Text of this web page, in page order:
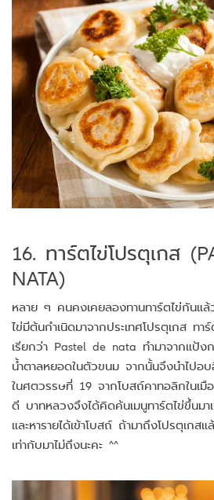
16. ทาร์ตไข่โปรตุเกส
NATA)
หลาย ๆ คนคงเคยลองทานทาร์ตไข่กันแ
ไข่มีต้นกำเนิดมาจากประเทศโปรตุเกส ทา
เรียกว่า Pastel de nata ทำมาจากแป้ง
น้ำตาลหยอดในตัวขนม จากนั้นจึงนำไปอ
ในศตวรรษที่ 19 จากโบสถ์คาทอลิกในเมื
ดี บาทหลวงจึงได้คิดค้นเมนูทาร์ตไข่ขึ้นมา
และหารายได้เข้าโบสถ์ ถ้ามาถึงโปรตุเกส
เท่ากับมาไม่ถึงนะคะ ^^